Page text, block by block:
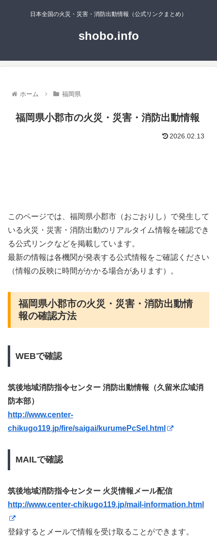
日本全国の火災・災害・消防出動情報（公式リンクまとめ）
shobo.info
ホーム 福岡県
福岡県小郡市の火災・災害・消防出動情報
2026.02.13
このページでは、福岡県小郡市（おごおりし）で発生して
いる火災・災害・消防出動のリアルタイム情報を確認でき
る公式リンクなどを掲載しています。
最新の情報は各機関が発表する公式情報をご確認ください
（情報の反映に時間がかかる場合があります）。
福岡県小郡市の火災・災害・消防出動情
報の確認方法
WEBで確認
筑後地域消防指令センター 消防出動情報（久留米広域消
防本部）
http://www.center-
chikugo119.jp/fire/saigai/kurumePcSel.html
MAILで確認
筑後地域消防指令センター 火災情報メール配信
http://www.center-chikugo119.jp/mail-information.html
登録するとメールで情報を受け取ることができます。